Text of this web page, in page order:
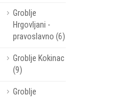
Groblje
Hrgovljani -
pravoslavno (6)
Groblje Kokinac
(9)
Groblje